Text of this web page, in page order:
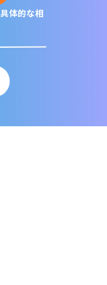
具体的な相